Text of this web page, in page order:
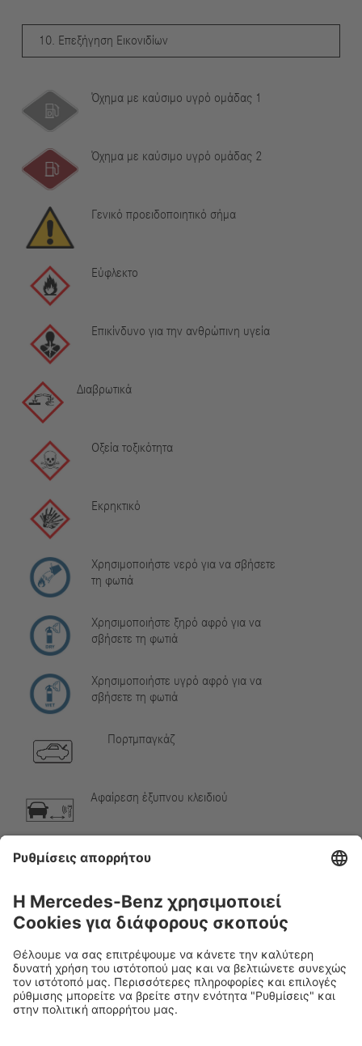
10. Επεξήγηση Εικονιδίων
Όχημα με καύσιμο υγρό ομάδας 1
Όχημα με καύσιμο υγρό ομάδας 2
Γενικό προειδοποιητικό σήμα
Εύφλεκτο
Επικίνδυνο για την ανθρώπινη υγεία
Διαβρωτικά
Οξεία τοξικότητα
Εκρηκτικό
Χρησιμοποιήστε νερό για να σβήσετε
τη φωτιά
Χρησιμοποιήστε ξηρό αφρό για να
σβήσετε τη φωτιά
Χρησιμοποιήστε υγρό αφρό για να
σβήσετε τη φωτιά
Πορτμπαγκάζ
Αφαίρεση έξυπνου κλειδιού
Αέριο κλιματιστικού
Προειδοποίηση, χαμηλή θερμοκρασία